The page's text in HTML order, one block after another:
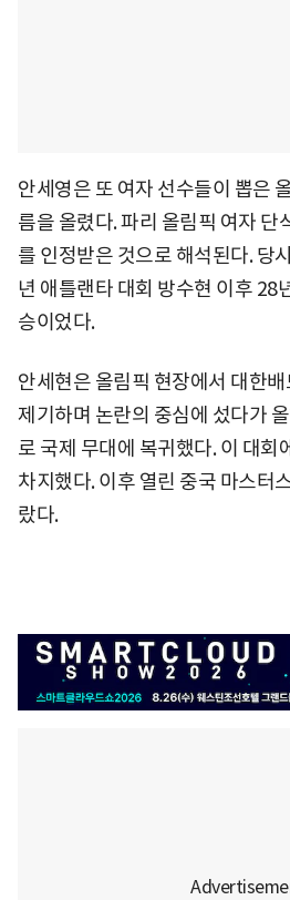
안세영은 또 여자 선수들이 뽑은
름을 올렸다. 파리 올림픽 여자 단
를 인정받은 것으로 해석된다. 당
년 애틀랜타 대회 방수현 이후 28
승이었다.
안세현은 올림픽 현장에서 대한
제기하며 논란의 중심에 섰다가
로 국제 무대에 복귀했다. 이 대회
차지했다. 이후 열린 중국 마스터
랐다.